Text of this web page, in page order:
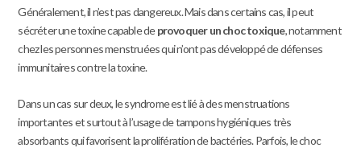
Généralement, il n’est pas dangereux. Mais dans certains cas, il peut
sécréter une toxine capable deprovoquer un choc toxique, notamment
chez les personnes menstruées qui n’ont pas développé de défenses
immunitaires contre la toxine.
Dans un cas sur deux, le syndrome est lié à des menstruations
importantes et surtout à l’usage de tampons hygiéniques très
absorbants qui favorisent la prolifération de bactéries. Parfois, le choc